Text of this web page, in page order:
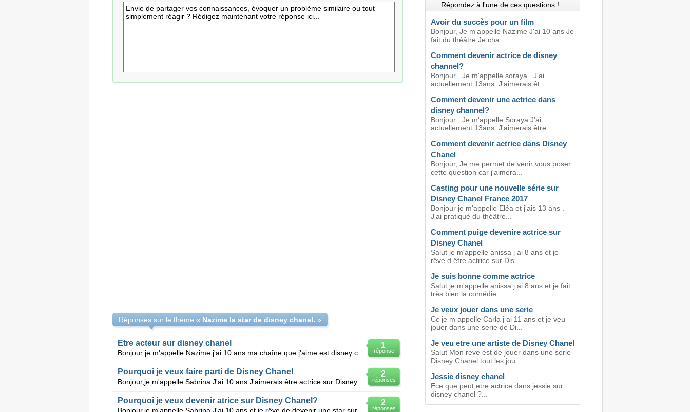
Réponses sur le thème « Nazime la star de disney chanel. »
1
réponse
Être acteur sur disney chanel
Bonjour je m'appelle Nazime j'ai 10 ans ma chaîne que j'aime est disney chanel donc je veux être act
2
réponses
Pourquoi je veux faire parti de Disney Chanel
2
réponses
Pourquoi je veux devenir atrice sur Disney Chanel?
Répondez à l'une de ces questions !
Avoir du succès pour un film
Bonjour, Je m'appelle Nazime J'ai 10 ans Je
fait du théâtre Je cha...
Comment devenir actrice de disney
channel?
Bonjour , Je m'appelle soraya . J'ai
actuellement 13ans. J'aimerais êt...
Comment devenir une actrice dans
disney channel?
Bonjour , Je m'appelle Soraya J'ai
actuellement 13ans. J'aimerais être...
Comment devenir actrice dans Disney
Chanel
Bonjour, Je me permet de venir vous poser
cette question car j'aimera...
Casting pour une nouvelle série sur
Disney Chanel France 2017
Bonjour je m'appelle Eléa et j'ais 13 ans .
J'ai pratiqué du théâtre...
Comment puige devenire actrice sur
Disney Chanel
Salut je m'appelle anissa j ai 8 ans et je
rêve d être actrice sur Dis...
Je suis bonne comme actrice
Salut je m'appelle anissa j ai 8 ans et je fait
très bien la comédie...
Je veux jouer dans une serie
Cc je m appelle Carla j ai 11 ans et je veu
jouer dans une serie de Di...
Je veu etre une artiste de Disney Chanel
Salut Mon reve est de jouer dans une serie
Disney Chanel tout les jou...
Jessie disney chanel
Ece que peut etre actrice dans jessie sur
disney chanel ?...